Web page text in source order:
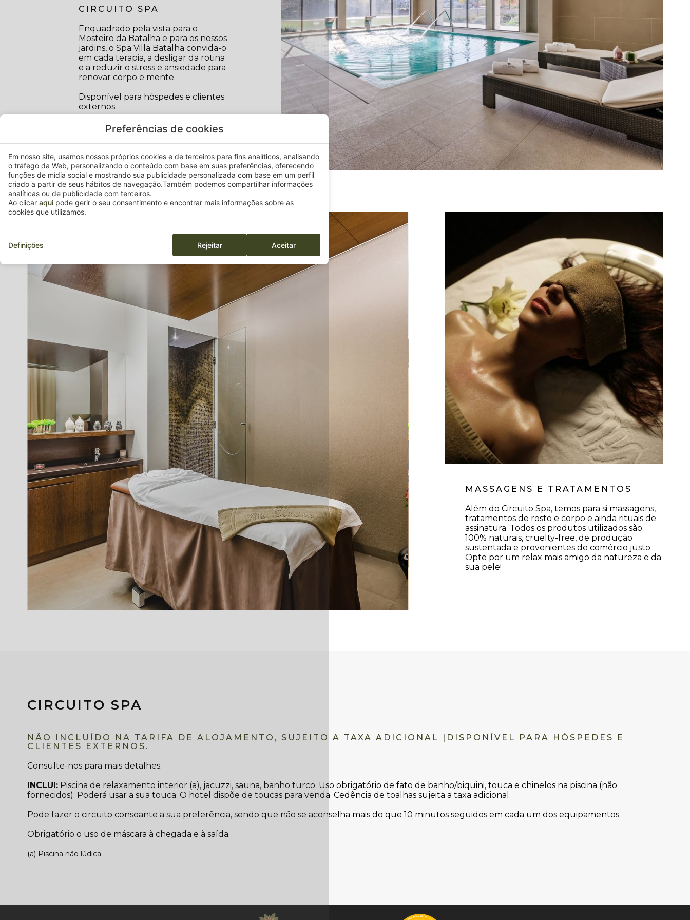
CIRCUITO SPA
Enquadrado pela vista para o
Mosteiro da Batalha e para os nossos
jardins, o Spa Villa Batalha convida-o
em cada terapia, a desligar da rotina
e a reduzir o stress e ansiedade para
renovar corpo e mente.
Disponível para hóspedes e clientes
externos.
MASSAGENS E TRATAMENTOS
Além do Circuito Spa, temos para si massagens,
tratamentos de rosto e corpo e ainda rituais de
assinatura. Todos os produtos utilizados são
100% naturais, cruelty-free, de produção
sustentada e provenientes de comércio justo.
Opte por um relax mais amigo da natureza e da
sua pele!
CIRCUITO SPA
NÃO INCLUÍDO NA TARIFA DE ALOJAMENTO, SUJEITO A TAXA ADICIONAL |DISPONÍVEL PARA HÓSPEDES E
CLIENTES EXTERNOS.
Consulte-nos para mais detalhes.
INCLUI: Piscina de relaxamento interior (a), jacuzzi, sauna, banho turco. Uso obrigatório de fato de banho/biquini, touca e chinelos na piscina (não
fornecidos). Poderá usar a sua touca. O hotel dispõe de toucas para venda. Cedência de toalhas sujeita a taxa adicional.
Pode fazer o circuito consoante a sua preferência, sendo que não se aconselha mais do que 10 minutos seguidos em cada um dos equipamentos.
Obrigatório o uso de máscara à chegada e à saída.
(a) Piscina não lúdica.
Preferências de cookies
Em nosso site, usamos nossos próprios cookies e de terceiros para fins analíticos, analisando
o tráfego da Web, personalizando o conteúdo com base em suas preferências, oferecendo
funções de mídia social e mostrando sua publicidade personalizada com base em um perfil
criado a partir de seus hábitos de navegação.Também podemos compartilhar informações
analíticas ou de publicidade com terceiros.
Ao clicar aqui pode gerir o seu consentimento e encontrar mais informações sobre as
cookies que utilizamos.
Definições Rejeitar Aceitar